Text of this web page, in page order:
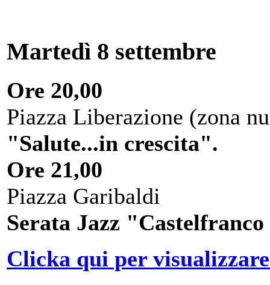
Martedì 8 settembre
Ore 20,00
Piazza Liberazione (zona
"Salute...in crescita".
Ore 21,00
Piazza Garibaldi
Serata Jazz
Clicka qui per